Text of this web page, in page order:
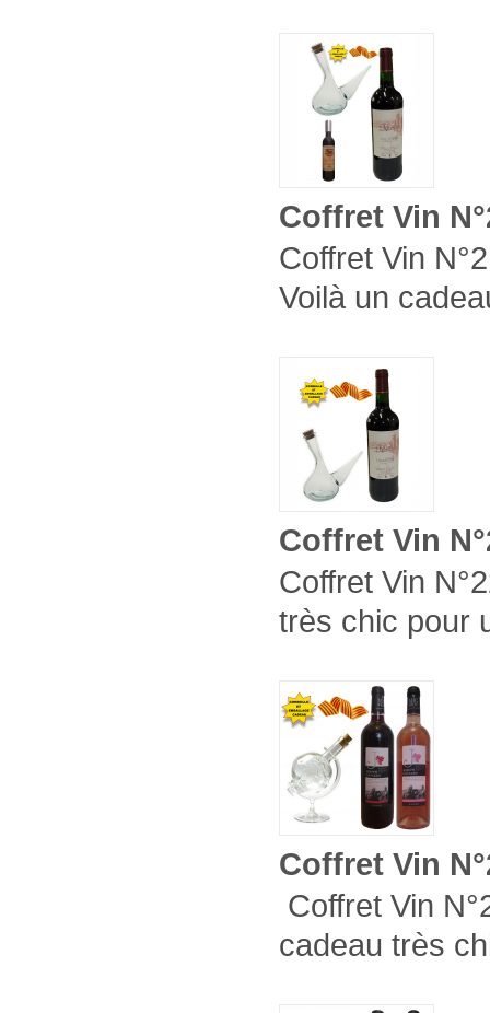
Coffret Vin
Coffret Vin
Voilà un
Coffret Vin
Coffret Vin
très chic pour
Coffret Vin
Coffret Vin
cadeau très